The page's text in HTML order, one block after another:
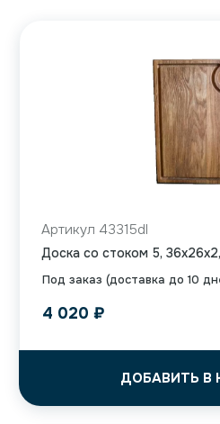
Под заказ (доставка до 10
Артикул 43315dl
Доска со стоком 5,
4 020 ₽
ДОБАВИТЬ В